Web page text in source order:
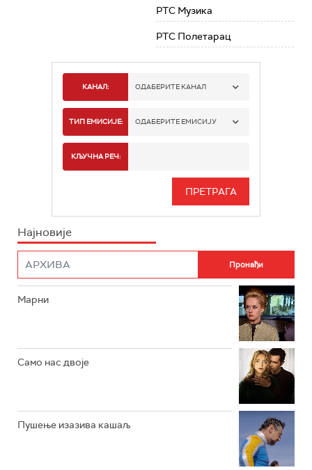
РТС Музика
РТС Полетарац
КАНАЛ: ОДАБЕРИТЕ КАНАЛ
РТС 1
РТС 3
ТИП ЕМИСИЈЕ: ОДАБЕРИТЕ ЕМИСИЈУ
ИНФО
КЉУЧНА РЕЧ:
Најновије
Марни
Само нас двоје
Пушење изазива кашаљ